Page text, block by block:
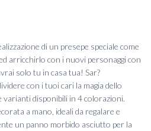
di un presepe speciale come
arricchirlo con i nuovi personaggi con
solo tu in casa tua! Sar?
con i tuoi cari la magia dello
disponibili in 4 colorazioni.
a mano, ideali da regalare e
un panno morbido asciutto per la